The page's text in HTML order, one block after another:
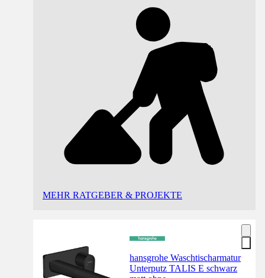
MEHR RATGEBER & PROJEKTE
hansgrohe Waschtischarmatur
Unterputz TALIS E schwarz